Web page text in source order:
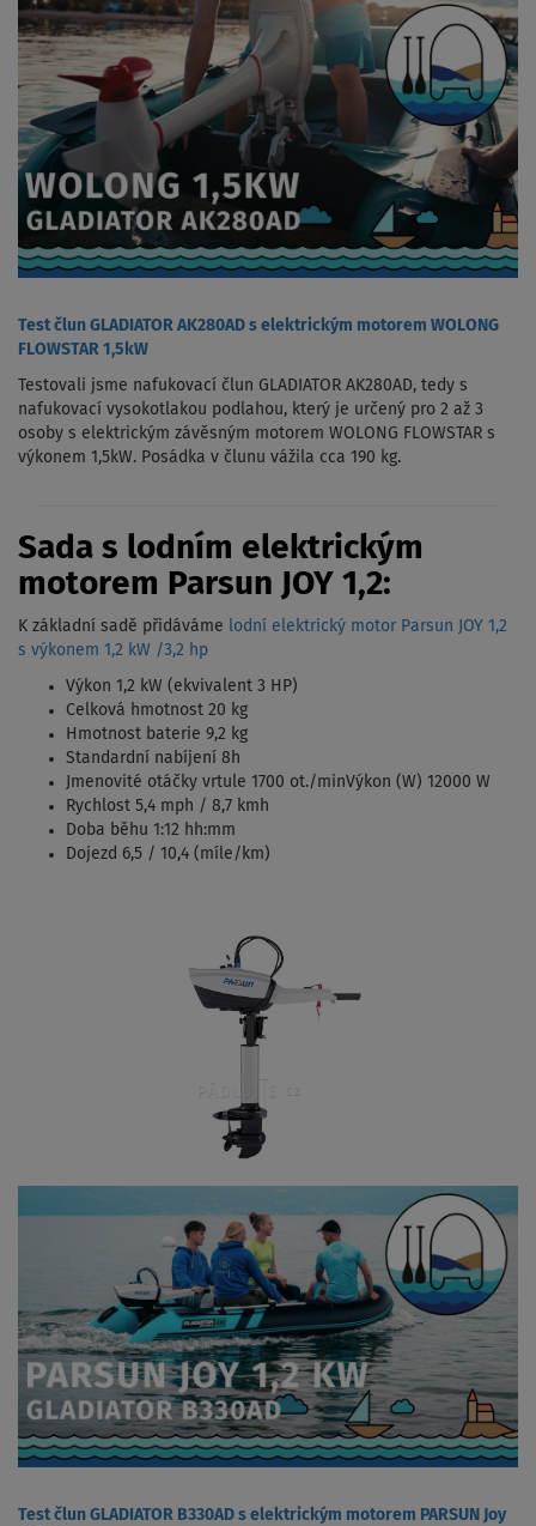
Test člun GLADIATOR AK280AD s elektrickým motorem WOLONG
FLOWSTAR 1,5kW
Testovali jsme nafukovací člun GLADIATOR AK280AD, tedy s
nafukovací vysokotlakou podlahou, který je určený pro 2 až 3
osoby s elektrickým závěsným motorem WOLONG FLOWSTAR s
výkonem 1,5kW. Posádka v člunu vážila cca 190 kg.
Sada s lodním elektrickým
motorem Parsun JOY 1,2:
K základní sadě přidáváme
lodní elektrický motor Parsun JOY 1,2
s výkonem 1,2 kW /3,2 hp
Výkon 1,2 kW (ekvivalent 3 HP)
Celková hmotnost 20 kg
Hmotnost baterie 9,2 kg
Standardní nabíjení 8h
Jmenovité otáčky vrtule 1700 ot./minVýkon (W) 12000 W
Rychlost 5,4 mph / 8,7 kmh
Doba běhu 1:12 hh:mm
Dojezd 6,5 / 10,4 (míle/km)
Test člun GLADIATOR B330AD s elektrickým motorem PARSUN Joy